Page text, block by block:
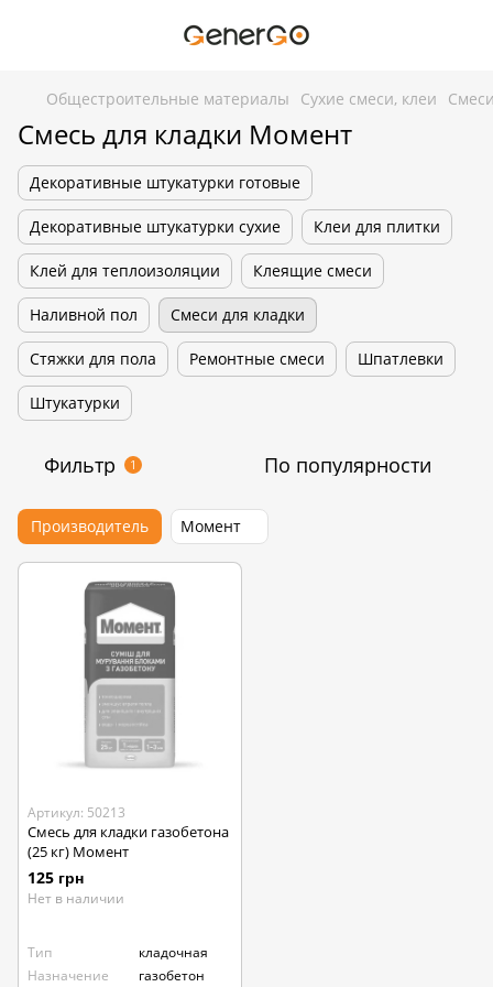
Общестроительные материалы Сухие смеси, клеи
Смесь для кладки Момент
Декоративные штукатурки готовые
Декоративные штукатурки сухие Клеи для плитки
Клей для теплоизоляции Клеящие смеси
Наливной пол Смеси для кладки
Стяжки для пола Ремонтные смеси Шпатлевки
Штукатурки
Фильтр 1 По популярности
Производитель Момент
Артикул: 50213
Смесь для кладки газобетона
(25 кг) Момент
125 грн
Нет в наличии
Тип
кладочная
Назначение
газобетон